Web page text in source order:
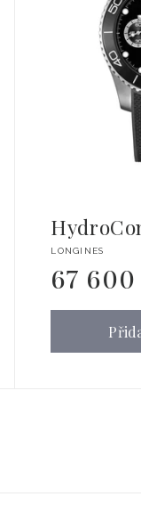
Dodavatel:
LONGINES
Běžná
cena
67 600